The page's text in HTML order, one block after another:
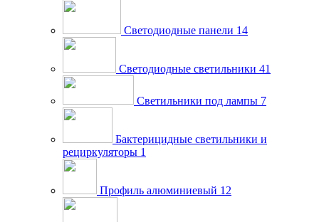
Светодиодные панели 14
Светодиодные светильники 41
Светильники под лампы 7
Бактерицидные светильники и
рециркуляторы 1
Профиль алюминиевый 12